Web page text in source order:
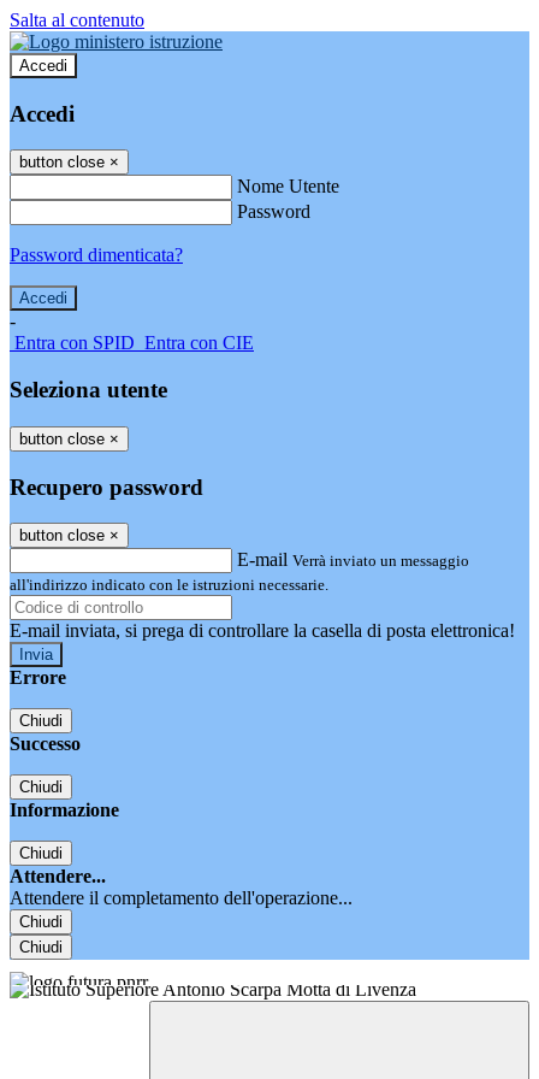
Salta al contenuto
Accedi
Accedi
button close ×
Nome Utente
Password
Password dimenticata?
-
Entra con SPID Entra con CIE
Seleziona utente
button close ×
Recupero password
button close ×
E-mail Verrà inviato un messaggio
all'indirizzo indicato con le istruzioni necessarie.
E-mail inviata, si prega di controllare la casella di posta elettronica!
Errore
Chiudi
Successo
Chiudi
Informazione
Chiudi
Attendere...
Attendere il completamento dell'operazione...
Chiudi
Chiudi